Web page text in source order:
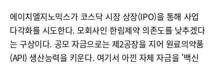
에이치엘지노믹스가 코스닥 시장 상장(IPO)을 통해 사업
다각화를 시도한다. 모회사인 한림제약 의존도를 낮추겠다
는 구상이다. 공모 자금으로는 제2공장을 지어 원료의약품
(API) 생산능력을 키운다. 여기서 아낀 자체 자금을 '백신